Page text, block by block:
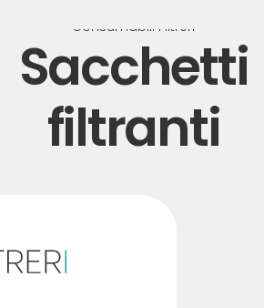
Consumabili Filtreri
Sacchetti
filtranti